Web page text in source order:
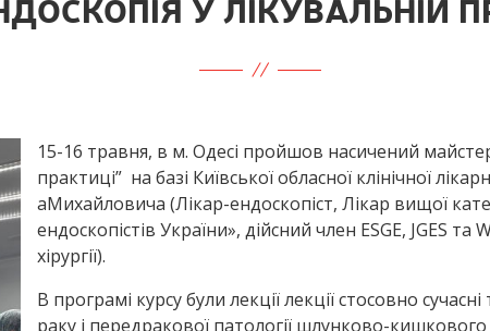
У ЛІКУВАЛЬНІЙ
15-16 травня, в м. Одесі пройшов насичений майстер
практиці” на базі Київської обласної клінічної
аМихайловича (Лікар-ендоскопіст, Лікар вищої
ендоскопістів України», дійсний член ESGE, JGES та
хірургії).
В програмі курсу були лекції лекції стосовно
раку і передракової патології шлунково-